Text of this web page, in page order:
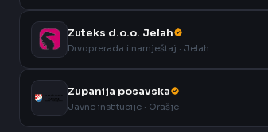
Zuteks d.o.o. Jelah
Drvoprerada i namještaj · Jelah
Zupanija posavska
Javne institucije · Orašje